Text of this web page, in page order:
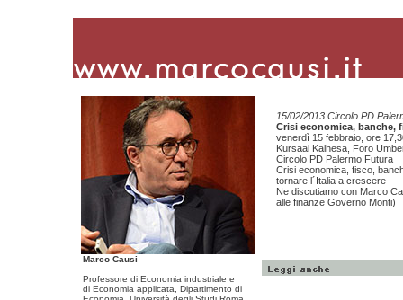
Marco Causi
Professore di Economia industriale e
di Economia applicata, Dipartimento di
15/02/2013 Circolo PD
Crisi economica, banche,
venerdì 15 febbraio, ore
Kursaal Kalhesa, Foro
Circolo PD Palermo Futura
Crisi economica, fisco,
tornare l´Italia a crescere
Ne discutiamo con Marco
alle finanze Governo Monti)